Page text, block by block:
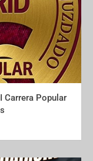
Carrera Popular